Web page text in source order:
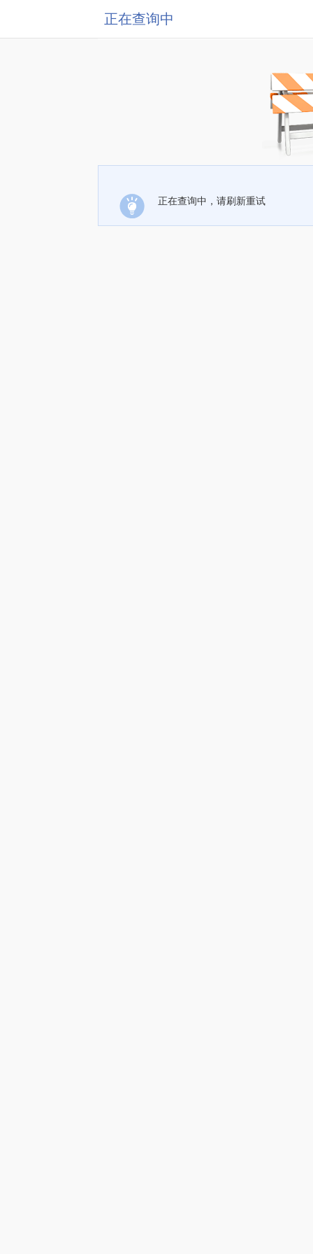
正在查询中
正在查询中，请刷新重试